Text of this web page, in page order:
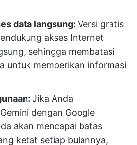
data langsung: Versi gratis
akses Internet
sehingga membatasi
untuk memberikan informasi
Jika Anda
dengan Google
akan mencapai batas
ketat setiap bulannya,